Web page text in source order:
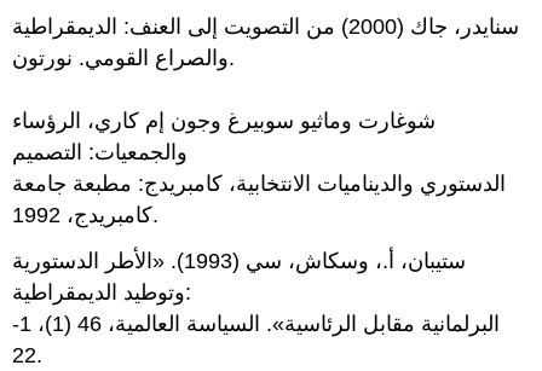
سنايدر، جاك (2000) من التصويت إلى العنف: الديمقراطية
والصراع القومي. نورتون.
شوغارت وماثيو سوبيرغ وجون إم كاري، الرؤساء
والجمعيات: التصميم
الدستوري والديناميات الانتخابية، كامبريدج: مطبعة جامعة
كامبريدج، 1992.
ستيبان، أ.، وسكاش، سي (1993). «الأطر الدستورية
وتوطيد الديمقراطية:
البرلمانية مقابل الرئاسية». السياسة العالمية، 46 (1)، 1-
22.